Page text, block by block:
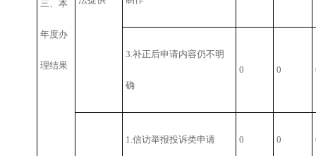
三、本
年度办
理结果
3.补正后申请内容仍不明
确
0 0
1.信访举报投诉类申请 0 0